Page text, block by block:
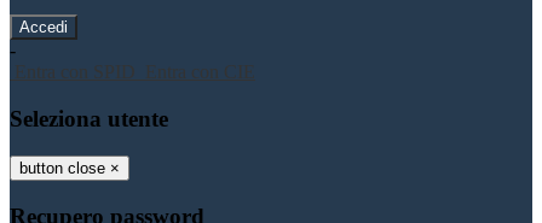
-
Entra con SPID
Entra con CIE
Seleziona utente
button close ×
Recupero password